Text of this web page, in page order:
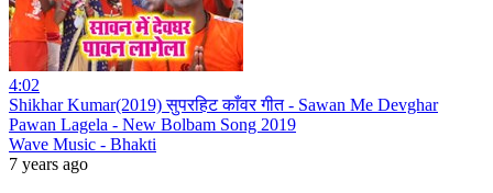
4:02
Shikhar Kumar(2019) सुपरहिट काँवर गीत - Sawan Me Devghar
Pawan Lagela - New Bolbam Song 2019
Wave Music - Bhakti
7 years ago